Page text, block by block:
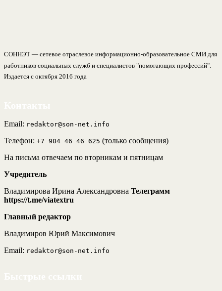
СОННЭТ — сетевое отраслевое информационно-образовательное СМИ для
работников социальных служб и специалистов "помогающих профессий".
Издается с октября 2016 года
Email: redaktor@son-net.info
Телефон: +7 904 46 46 625 (только сообщения)
На письма отвечаем по вторникам и пятницам
Учредитель
Владимирова Ирина Александровна Телеграмм
https://t.me/viatextru
Главный редактор
Владимиров Юрий Максимович
Email: redaktor@son-net.info